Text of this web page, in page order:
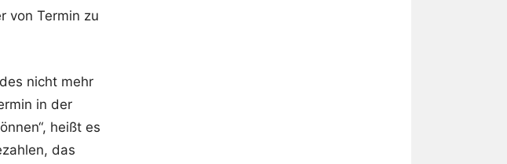
von Termin zu
nicht mehr
in der
heißt es
das